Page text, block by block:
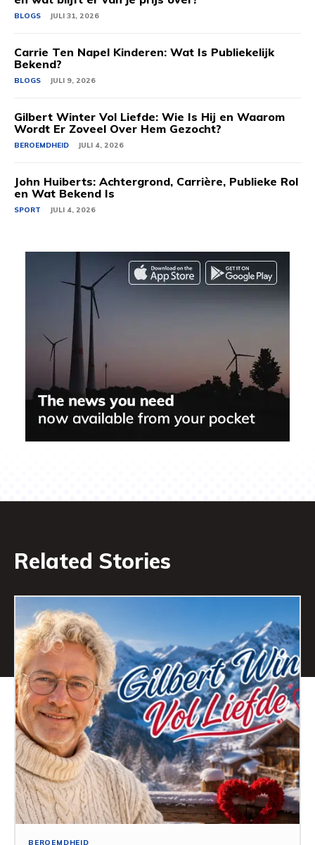
BLOGS JULI 31, 2026
Carrie Ten Napel Kinderen: Wat Is Publiekelijk
Bekend?
BLOGS JULI 9, 2026
Gilbert Winter Vol Liefde: Wie Is Hij en Waarom
Wordt Er Zoveel Over Hem Gezocht?
BEROEMDHEID JULI 4, 2026
John Huiberts: Achtergrond, Carrière, Publieke Rol
en Wat Bekend Is
SPORT JULI 4, 2026
Related Stories
BEROEMDHEID